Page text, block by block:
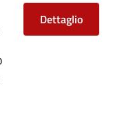
Dettaglio